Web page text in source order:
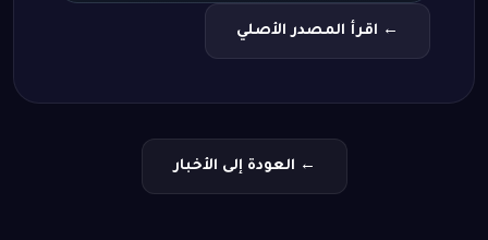
← اقرأ المصدر الأصلي
← العودة إلى الأخبار